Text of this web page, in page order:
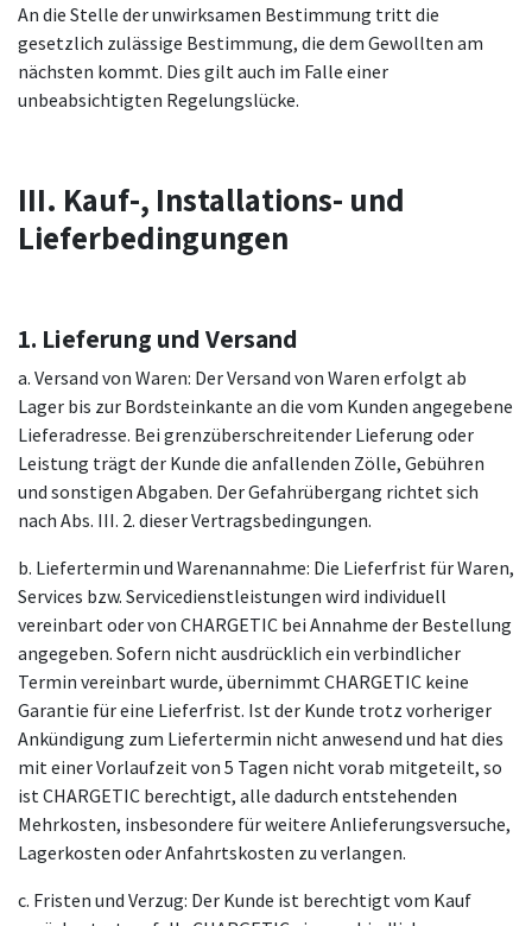
An die Stelle der unwirksamen Bestimmung tritt die
gesetzlich zulässige Bestimmung, die dem Gewollten am
nächsten kommt. Dies gilt auch im Falle einer
unbeabsichtigten Regelungslücke.
III. Kauf-, Installations- und
Lieferbedingungen
1. Lieferung und Versand
a. Versand von Waren: Der Versand von Waren erfolgt ab
Lager bis zur Bordsteinkante an die vom Kunden angegebene
Lieferadresse. Bei grenzüberschreitender Lieferung oder
Leistung trägt der Kunde die anfallenden Zölle, Gebühren
und sonstigen Abgaben. Der Gefahrübergang richtet sich
nach Abs. III. 2. dieser Vertragsbedingungen.
b. Liefertermin und Warenannahme: Die Lieferfrist für Waren,
Services bzw. Servicedienstleistungen wird individuell
vereinbart oder von CHARGETIC bei Annahme der Bestellung
angegeben. Sofern nicht ausdrücklich ein verbindlicher
Termin vereinbart wurde, übernimmt CHARGETIC keine
Garantie für eine Lieferfrist. Ist der Kunde trotz vorheriger
Ankündigung zum Liefertermin nicht anwesend und hat dies
mit einer Vorlaufzeit von 5 Tagen nicht vorab mitgeteilt, so
ist CHARGETIC berechtigt, alle dadurch entstehenden
Mehrkosten, insbesondere für weitere Anlieferungsversuche,
Lagerkosten oder Anfahrtskosten zu verlangen.
c. Fristen und Verzug: Der Kunde ist berechtigt vom Kauf